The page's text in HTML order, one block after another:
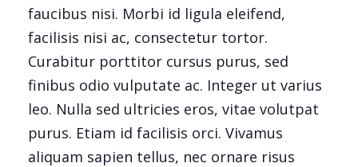
faucibus nisi. Morbi id ligula eleifend,
facilisis nisi ac, consectetur tortor.
Curabitur porttitor cursus purus, sed
finibus odio vulputate ac. Integer ut varius
leo. Nulla sed ultricies eros, vitae volutpat
purus. Etiam id facilisis orci. Vivamus
aliquam sapien tellus, nec ornare risus